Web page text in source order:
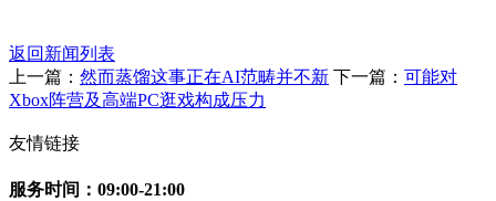
返回新闻列表
上一篇： 然而蒸馏这事正在AI范畴并不新 下一篇： 可能对
Xbox阵营及高端PC逛戏构成压力
友情链接
服务时间：09:00-21:00